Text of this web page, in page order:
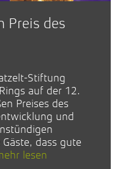
Preis des
Stiftung
auf der 12.
Preises des
und
dass gute
lesen